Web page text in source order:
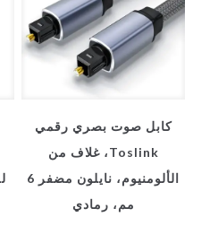
كابل صوت بصري رقمي
Toslink، غلاف من
الألومنيوم، نايلون مضفر 6
مم، رمادي